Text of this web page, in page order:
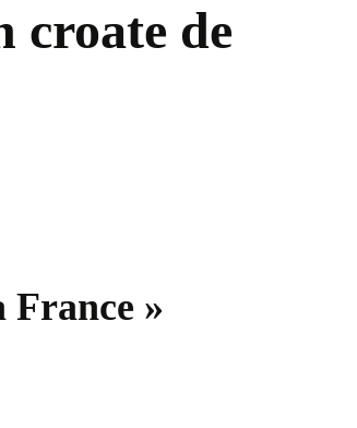
croate de
France »